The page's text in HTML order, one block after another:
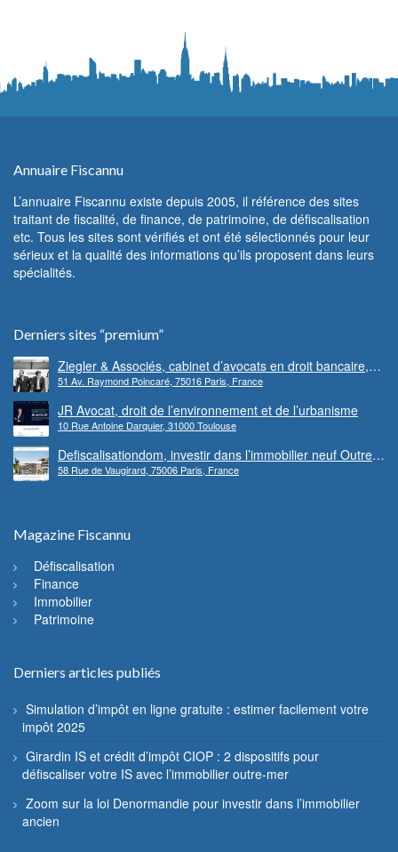
Annuaire Fiscannu
L’annuaire Fiscannu existe depuis 2005, il référence des sites
traitant de fiscalité, de finance, de patrimoine, de défiscalisation
etc. Tous les sites sont vérifiés et ont été sélectionnés pour leur
sérieux et la qualité des informations qu’ils proposent dans leurs
spécialités.
Derniers sites “premium”
Ziegler & Associés, cabinet d’avocats en droit bancaire,
cryptomonnaie et escroqueries financières
51 Av. Raymond Poincaré, 75016 Paris, France
JR Avocat, droit de l’environnement et de l’urbanisme
10 Rue Antoine Darquier, 31000 Toulouse
Defiscalisationdom, investir dans l’immobilier neuf Outre-
mer
58 Rue de Vaugirard, 75006 Paris, France
Magazine Fiscannu
Défiscalisation
Finance
Immobilier
Patrimoine
Derniers articles publiés
Simulation d’impôt en ligne gratuite : estimer facilement votre
impôt 2025
Girardin IS et crédit d’impôt CIOP : 2 dispositifs pour
défiscaliser votre IS avec l’immobilier outre-mer
Zoom sur la loi Denormandie pour investir dans l’immobilier
ancien